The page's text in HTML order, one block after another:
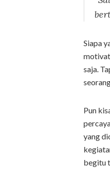
Siapa
saja.
Pun
yang
begitu